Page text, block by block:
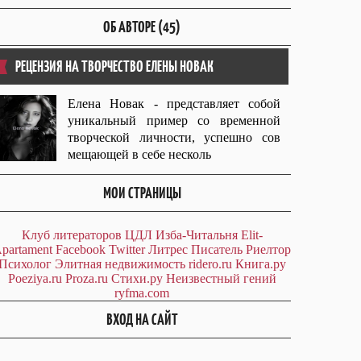
ОБ АВТОРЕ (45)
РЕЦЕНЗИЯ НА ТВОРЧЕСТВО ЕЛЕНЫ НОВАК
Елена Новак - представляет собой
уникальный пример со временной
творческой личности, успешно сов
мещающей в себе несколь
МОИ СТРАНИЦЫ
Клуб литераторов ЦДЛ Изба-Читальня Elit-
Facebook Twitter Литрес Писатель Риелтор
Элитная недвижимость ridero.ru Книга.ру
Poeziya.ru Proza.ru Стихи.ру Неизвестный гений
ryfma.com
ВХОД НА САЙТ